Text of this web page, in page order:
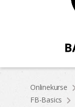
Onlinekurse
FB-Basics